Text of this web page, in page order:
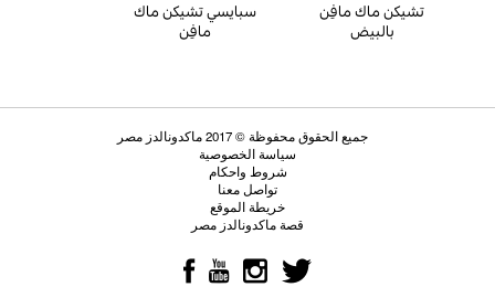
تشيكن ماك مافِن
بالبيض
سبايسي تشيكن ماك
مافِن
سياسة الخصوصية
شروط واحكام
تواصل معنا
خريطة الموقع
قصة ماكدونالدز مصر